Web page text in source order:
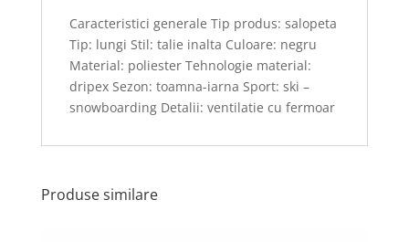
Caracteristici generale Tip produs: salopeta
Tip: lungi Stil: talie inalta Culoare: negru
Material: poliester Tehnologie material:
dripex Sezon: toamna-iarna Sport: ski –
snowboarding Detalii: ventilatie cu fermoar
Produse similare